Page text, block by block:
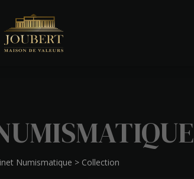
Numismatique > Collection